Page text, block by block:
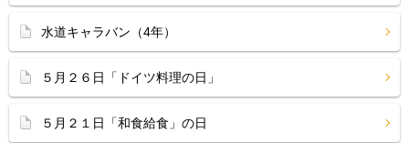
水道キャラバン（4年）
５月２６日「ドイツ料理の日」
５月２１日「和食給食」の日